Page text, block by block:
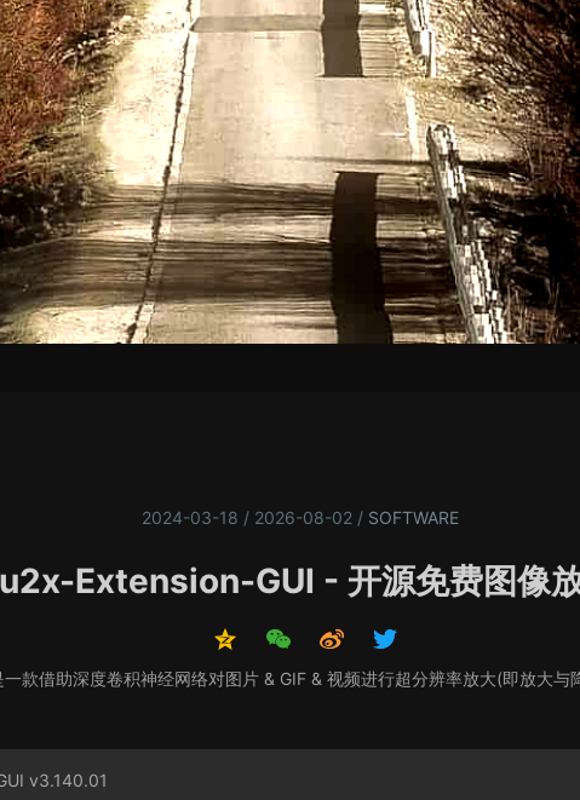
2024-03-18 / 2026-08-02 / SOFTWARE
Extension-GUI - 开源免费图像
借助深度卷积神经网络对图片 & GIF & 视频进行超分辨率放大(即放大与
v3.140.01